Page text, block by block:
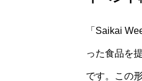
「Saikai
った食品を
です。この